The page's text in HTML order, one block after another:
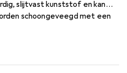
slijtvast kunststof en kan
schoongeveegd met een
biedt genoeg ruimte voor
Prijs per stuk.